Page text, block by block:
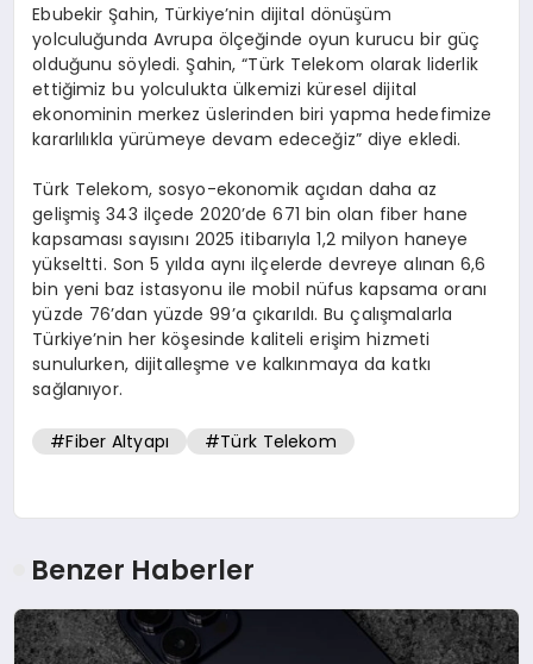
Ebubekir Şahin, Türkiye’nin dijital dönüşüm
yolculuğunda Avrupa ölçeğinde oyun kurucu bir güç
olduğunu söyledi. Şahin, “Türk Telekom olarak liderlik
ettiğimiz bu yolculukta ülkemizi küresel dijital
ekonominin merkez üslerinden biri yapma hedefimize
kararlılıkla yürümeye devam edeceğiz” diye ekledi.
Türk Telekom, sosyo-ekonomik açıdan daha az
gelişmiş 343 ilçede 2020’de 671 bin olan fiber hane
kapsaması sayısını 2025 itibarıyla 1,2 milyon haneye
yükseltti. Son 5 yılda aynı ilçelerde devreye alınan 6,6
bin yeni baz istasyonu ile mobil nüfus kapsama oranı
yüzde 76’dan yüzde 99’a çıkarıldı. Bu çalışmalarla
Türkiye’nin her köşesinde kaliteli erişim hizmeti
sunulurken, dijitalleşme ve kalkınmaya da katkı
sağlanıyor.
#Fiber Altyapı #Türk Telekom
Benzer Haberler